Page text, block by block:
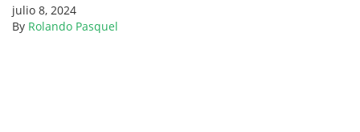
julio 8, 2024
By Rolando Pasquel